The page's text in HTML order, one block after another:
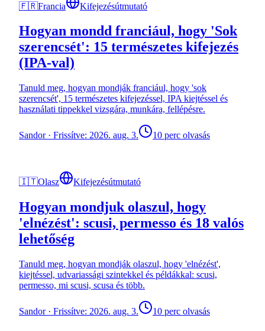
🇫🇷Francia Kifejezésútmutató
Hogyan mondd franciául, hogy 'Sok
szerencsét': 15 természetes kifejezés
(IPA-val)
Tanuld meg, hogyan mondják franciául, hogy 'sok
szerencsét', 15 természetes kifejezéssel, IPA kiejtéssel és
használati tippekkel vizsgára, munkára, fellépésre.
Sandor· Frissítve: 2026. aug. 3. 10 perc olvasás
🇮🇹Olasz Kifejezésútmutató
Hogyan mondjuk olaszul, hogy
'elnézést': scusi, permesso és 18 valós
lehetőség
Tanuld meg, hogyan mondják olaszul, hogy 'elnézést',
kiejtéssel, udvariassági szintekkel és példákkal: scusi,
permesso, mi scusi, scusa és több.
Sandor· Frissítve: 2026. aug. 3. 10 perc olvasás